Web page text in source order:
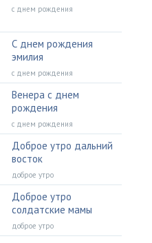
с днем рождения
С днем рождения
эмилия
с днем рождения
Венера с днем
рождения
с днем рождения
Доброе утро дальний
восток
доброе утро
Доброе утро
солдатские мамы
доброе утро